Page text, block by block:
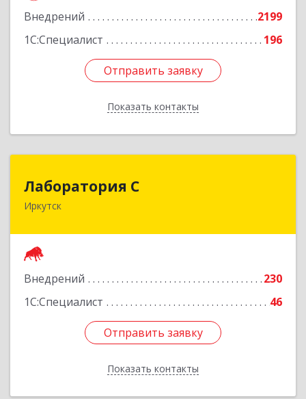
Внедрений
2199
1С:Специалист
196
Отправить заявку
Показать контакты
Отправить заявку
Назад
Лаборатория С
Иркутск
Внедрений
230
1С:Специалист
46
Отправить заявку
Показать контакты
664003, Иркутская обл, Иркутск г, Литвинова
Отправить заявку
Назад